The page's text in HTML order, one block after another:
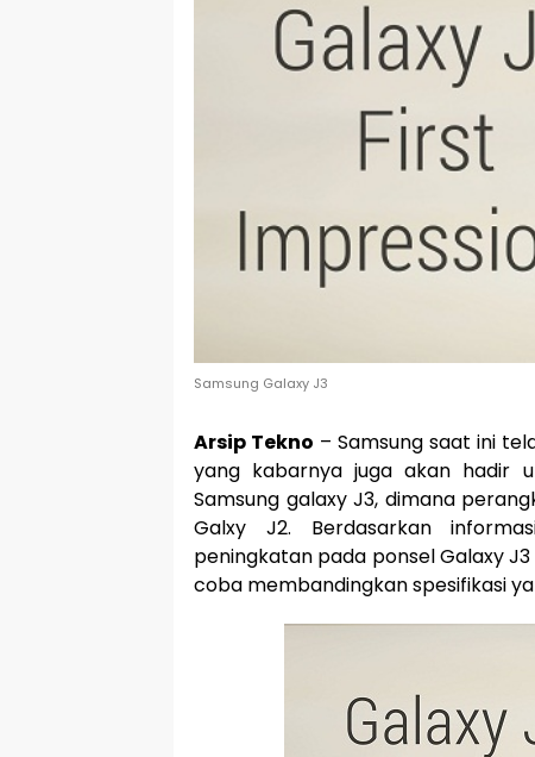
Samsung Galaxy J3
Arsip Tekno – Samsung saat ini
yang kabarnya juga akan hadir
Samsung galaxy J3, dimana
Galxy J2. Berdasarkan
peningkatan pada ponsel Galaxy
coba membandingkan spesifikasi